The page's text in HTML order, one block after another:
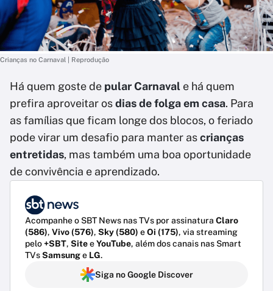
Crianças no Carnaval | Reprodução
Há quem goste de pular Carnaval e há quem
prefira aproveitar osdias de folga em casa. Para
as famílias que ficam longe dos blocos, o feriado
pode virar um desafio para manter ascrianças
entretidas, mas também uma boa oportunidade
de convivência e aprendizado.
Acompanhe o SBT News nas TVs por assinatura Claro
(586), Vivo (576), Sky (580) eOi (175), via streaming
pelo+SBT, SiteeYouTube, além dos canais nas Smart
TVsSamsunge LG.
Siga no Google Discover